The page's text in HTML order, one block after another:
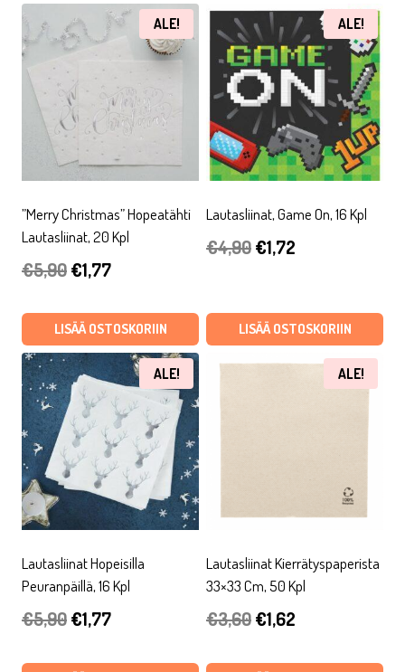
ALE!
”Merry Christmas” Hopeatähti
Lautasliinat, 20 Kpl
€5,90Alkuperäinen
oli:
€5,90.
€1,77Nykyinen
on:
€1,77.
LISÄÄ OSTOSKORIIN
ALE!
Lautasliinat, Game On, 16 Kpl
€4,90Alkuperäinen
€4,90.
€1,72
€1,72.
LISÄÄ OSTOSKORIIN
ALE!
Lautasliinat Hopeisilla
Peuranpäillä, 16 Kpl
€5,90Alkuperäinen
€1,77Nykyinen
ALE!
Lautasliinat Kierrätyspaperista
33×33 Cm, 50 Kpl
€3,60Alkuperäinen
€1,62